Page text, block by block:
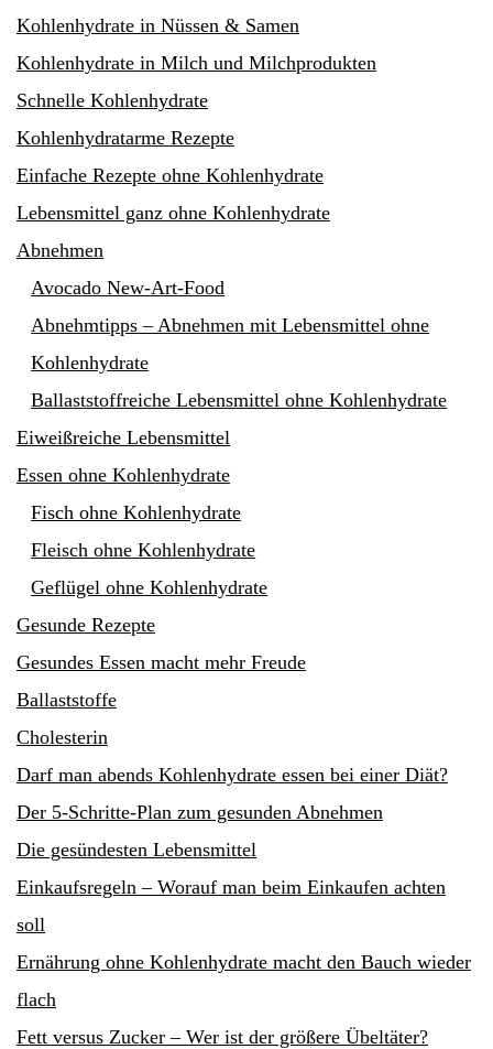
Kohlenhydrate in Nüssen & Samen
Kohlenhydrate in Milch und Milchprodukten
Schnelle Kohlenhydrate
Kohlenhydratarme Rezepte
Einfache Rezepte ohne Kohlenhydrate
Lebensmittel ganz ohne Kohlenhydrate
Abnehmen
Avocado New-Art-Food
Abnehmtipps – Abnehmen mit Lebensmittel ohne
Kohlenhydrate
Ballaststoffreiche Lebensmittel ohne Kohlenhydrate
Eiweißreiche Lebensmittel
Essen ohne Kohlenhydrate
Fisch ohne Kohlenhydrate
Fleisch ohne Kohlenhydrate
Geflügel ohne Kohlenhydrate
Gesunde Rezepte
Gesundes Essen macht mehr Freude
Ballaststoffe
Cholesterin
Darf man abends Kohlenhydrate essen bei einer Diät?
Der 5-Schritte-Plan zum gesunden Abnehmen
Die gesündesten Lebensmittel
Einkaufsregeln – Worauf man beim Einkaufen achten
soll
Ernährung ohne Kohlenhydrate macht den Bauch wieder
flach
Fett versus Zucker – Wer ist der größere Übeltäter?